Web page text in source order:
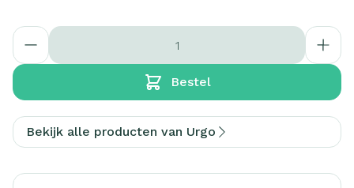
Aantal
Bestel
Bekijk alle producten van Urgo